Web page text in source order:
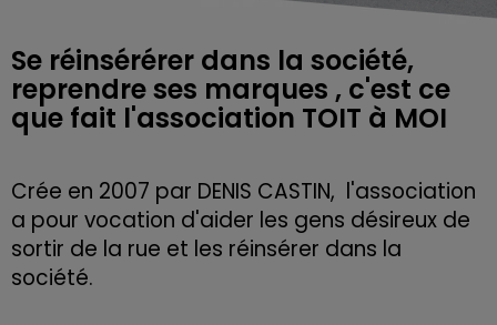
Se réinsérérer dans la société,
reprendre ses marques , c'est ce
Crée en 2007 par DENIS CASTIN, l'association
a pour vocation d'aider les gens désireux de
sortir de la rue et les réinsérer dans la
société.